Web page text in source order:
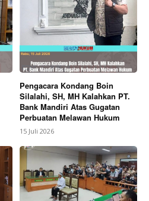
Pengacara Kondang Boin
Silalahi, SH, MH Kalahkan PT.
Bank Mandiri Atas Gugatan
Perbuatan Melawan Hukum
15 Juli 2026